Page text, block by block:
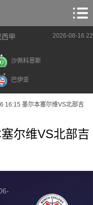
西甲 2026-08-16
沙佩科恩斯
巴伊亚
16:15 墨尔本塞尔维VS北部吉
尔维VS北部吉